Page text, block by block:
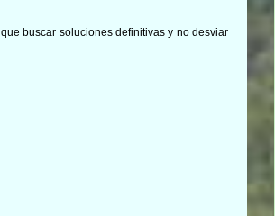
buscar soluciones definitivas y no desviar